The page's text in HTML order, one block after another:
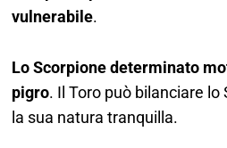
vulnerabile.
Lo Scorpione determinato
pigro. Il Toro può bilanciare
la sua natura tranquilla.